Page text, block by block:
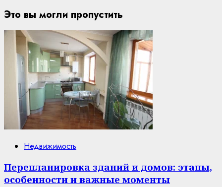
Это вы могли пропустить
Недвижимость
Перепланировка зданий и домов: этапы,
особенности и важные моменты